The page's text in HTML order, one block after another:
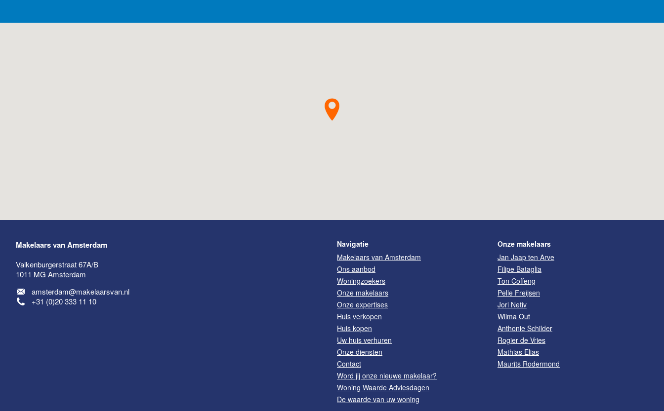
Makelaars van Amsterdam
Valkenburgerstraat 67A/B
1011 MG Amsterdam
amsterdam@makelaarsvan.nl
+31 (0)20 333 11 10
Navigatie
Makelaars van Amsterdam
Ons aanbod
Woningzoekers
Onze makelaars
Onze expertises
Huis verkopen
Huis kopen
Uw huis verhuren
Onze diensten
Contact
Word jij onze nieuwe makelaar?
Woning Waarde Adviesdagen
De waarde van uw woning
Onze makelaars
Jan Jaap ten Arve
Filipe Bataglia
Ton Coffeng
Pelle Freijsen
Jori Netiv
Wilma Out
Anthonie Schilder
Rogier de Vries
Mathias Elias
Maurits Rodermond